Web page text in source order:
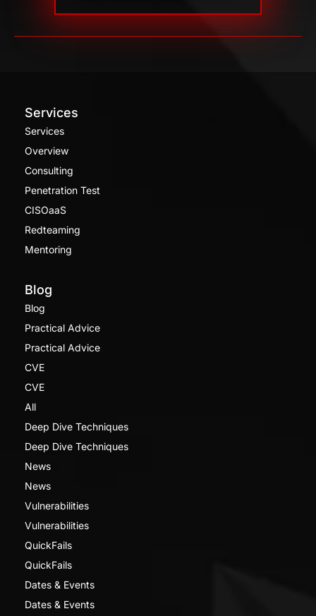
Services
Services
Overview
Consulting
Penetration Test
CISOaaS
Redteaming
Mentoring
Blog
Blog
Practical Advice
Practical Advice
CVE
CVE
All
Deep Dive Techniques
Deep Dive Techniques
News
News
Vulnerabilities
Vulnerabilities
QuickFails
QuickFails
Dates & Events
Dates & Events